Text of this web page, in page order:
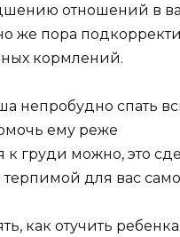
отношений в
же пора
кормлений.
непробудно спать
ему реже
к груди можно, это
для вас
как отучить ребенка